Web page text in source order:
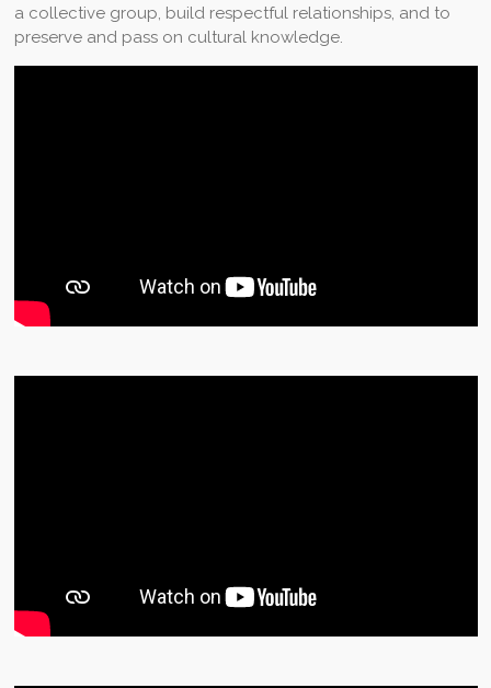
a collective group, build respectful relationships, and to
preserve and pass on cultural knowledge.